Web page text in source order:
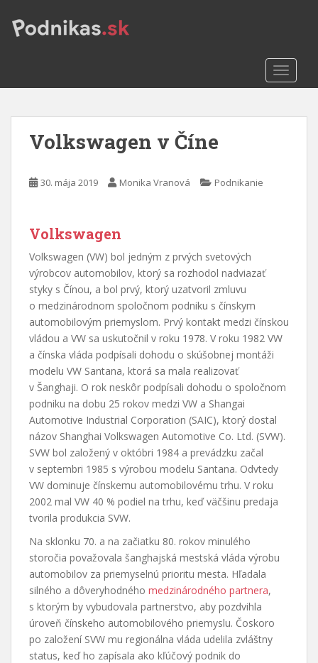
o
Volkswagen v Číne
30. mája 2019 Monika Vranová Podnikanie
Volkswagen
Volkswagen (VW) bol jedným z prvých svetových
výrobcov automobilov, ktorý sa rozhodol nadviazať
styky s Čínou, a bol prvý, ktorý uzatvoril zmluvu
o medzinárodnom spoločnom podniku s čínskym
automobilovým priemyslom. Prvý kontakt medzi čínskou
vládou a VW sa uskutočnil v roku 1978. V roku 1982 VW
a čínska vláda podpísali dohodu o skúšobnej montáži
modelu VW Santana, ktorá sa mala realizovať
v Šanghaji. O rok neskôr podpísali dohodu o spoločnom
podniku na dobu 25 rokov medzi VW a Shangai
Automotive Industrial Corporation (SAIC), ktorý dostal
názov Shanghai Volkswagen Automotive Co. Ltd. (SVW).
SVW bol založený v októbri 1984 a prevádzku začal
v septembri 1985 s výrobou modelu Santana. Odvtedy
VW dominuje čínskemu automobilovému trhu. V roku
2002 mal VW 40 % podiel na trhu, keď väčšinu predaja
tvorila produkcia SVW.
Na sklonku 70. a na začiatku 80. rokov minulého
storočia považovala šanghajská mestská vláda výrobu
automobilov za priemyselnú prioritu mesta. Hľadala
silného a dôveryhodného medzinárodného partnera,
s ktorým by vybudovala partnerstvo, aby pozdvihla
úroveň čínskeho automobilového priemyslu. Čoskoro
po založení SVW mu regionálna vláda udelila zvláštny
status, keď ho zapísala ako kľúčový podnik do